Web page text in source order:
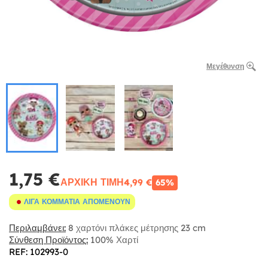
Μεγέθυνση
1,75 €ΑΡΧΙΚΉ ΤΙΜΉ4,99 € 65%
ΛΊΓΑ ΚΟΜΜΆΤΙΑ ΑΠΟΜΈΝΟΥΝ
Περιλαμβάνει: 8 χαρτόνι πλάκες μέτρησης 23 cm
Σύνθεση Προϊόντος: 100% Χαρτί
REF: 102993-0